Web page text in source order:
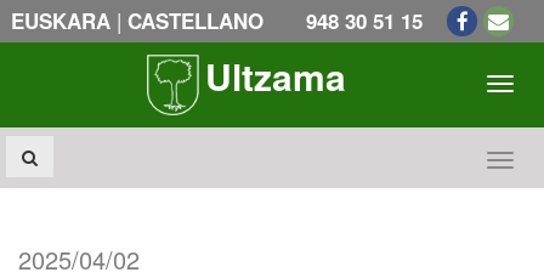
EUSKARA | CASTELLANO 948 30 51 15
Ultzama
2025/04/02